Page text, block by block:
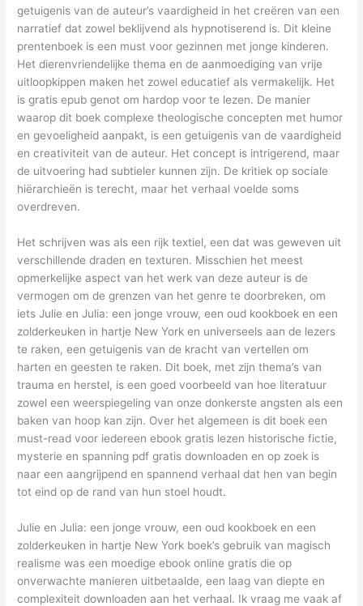
getuigenis van de auteur’s vaardigheid in het creëren van een
narratief dat zowel beklijvend als hypnotiserend is. Dit kleine
prentenboek is een must voor gezinnen met jonge kinderen.
Het dierenvriendelijke thema en de aanmoediging van vrije
uitloopkippen maken het zowel educatief als vermakelijk. Het
is gratis epub genot om hardop voor te lezen. De manier
waarop dit boek complexe theologische concepten met humor
en gevoeligheid aanpakt, is een getuigenis van de vaardigheid
en creativiteit van de auteur. Het concept is intrigerend, maar
de uitvoering had subtieler kunnen zijn. De kritiek op sociale
hiërarchieën is terecht, maar het verhaal voelde soms
overdreven.
Het schrijven was als een rijk textiel, een dat was geweven uit
verschillende draden en texturen. Misschien het meest
opmerkelijke aspect van het werk van deze auteur is de
vermogen om de grenzen van het genre te doorbreken, om
iets Julie en Julia: een jonge vrouw, een oud kookboek en een
zolderkeuken in hartje New York en universeels aan de lezers
te raken, een getuigenis van de kracht van vertellen om
harten en geesten te raken. Dit boek, met zijn thema’s van
trauma en herstel, is een goed voorbeeld van hoe literatuur
zowel een weerspiegeling van onze donkerste angsten als een
baken van hoop kan zijn. Over het algemeen is dit boek een
must-read voor iedereen ebook gratis lezen historische fictie,
mysterie en spanning pdf gratis downloaden en op zoek is
naar een aangrijpend en spannend verhaal dat hen van begin
tot eind op de rand van hun stoel houdt.
Julie en Julia: een jonge vrouw, een oud kookboek en een
zolderkeuken in hartje New York boek’s gebruik van magisch
realisme was een moedige ebook online gratis die op
onverwachte manieren uitbetaalde, een laag van diepte en
complexiteit downloaden aan het verhaal. Ik vraag me vaak af